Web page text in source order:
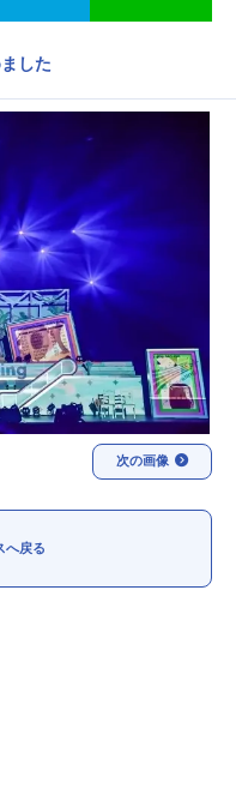
トレンド
声優記事一覧
実写化映画一覧
夏アニメ
冬アニメ
した
次の画像
へ戻る